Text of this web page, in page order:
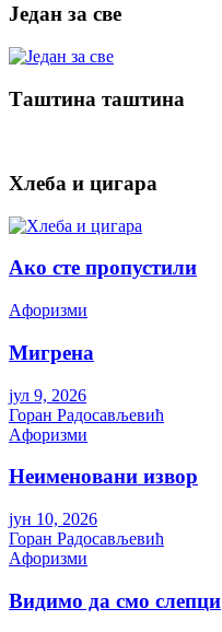
Један за све
Таштина таштина
Хлеба и цигара
Ако сте пропустили
Aфоризми
Мигрена
јул 9, 2026
Горан Радосављевић
Aфоризми
Неименовани извор
јун 10, 2026
Горан Радосављевић
Aфоризми
Видимо да смо слепци